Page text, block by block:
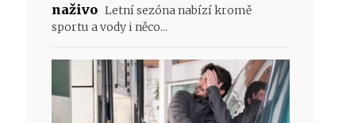
naživo Letní sezóna nabízí kromě
sportu a vody i něco...